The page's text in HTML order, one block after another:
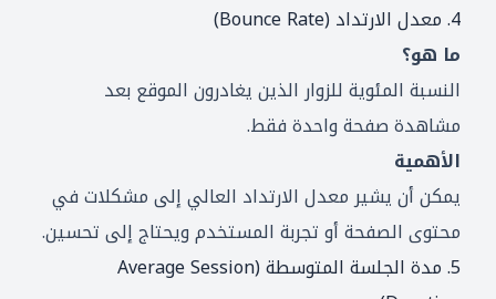
4. معدل الارتداد (Bounce Rate)
ما هو؟
النسبة المئوية للزوار الذين يغادرون الموقع بعد
مشاهدة صفحة واحدة فقط.
الأهمية
يمكن أن يشير معدل الارتداد العالي إلى مشكلات في
محتوى الصفحة أو تجربة المستخدم ويحتاج إلى تحسين.
5. مدة الجلسة المتوسطة (Average Session